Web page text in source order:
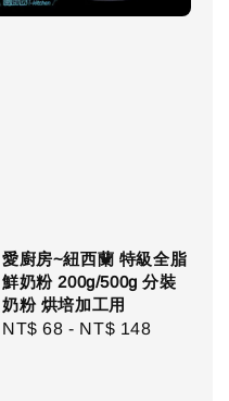
愛廚房~紐西蘭 特級全脂
鮮奶粉 200g/500g 分裝
奶粉 烘培加工用
Regular
NT$ 68 - NT$ 148